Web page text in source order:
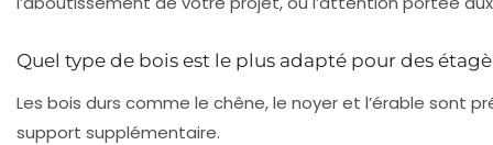
Quel type de bois est le plus adapté pour des
Les bois durs comme le chêne, le noyer et l’érable sont
support supplémentaire.